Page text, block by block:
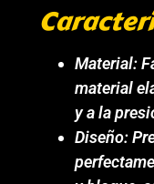
Material:
material
y a la
Diseño: